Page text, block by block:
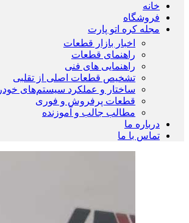
خانه
فروشگاه
مجله کره اتو پارت
اخبار بازار قطعات
راهنمای قطعات
راهنمایی های فنی
تشخیص قطعات اصلی از تقلبی
ساختار و عملکرد سیستم‌های
قطعات پرفروش و فوری
مطالب جالب و آموزنده
درباره ما
تماس با ما